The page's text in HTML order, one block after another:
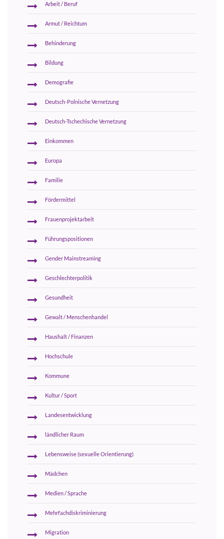
Arbeit / Beruf
Armut / Reichtum
Behinderung
Bildung
Demografie
Deutsch-Polnische Vernetzung
Deutsch-Tschechische Vernetzung
Einkommen
Europa
Familie
Fördermittel
Frauenprojektarbeit
Führungspositionen
Gender Mainstreaming
Geschlechterpolitik
Gesundheit
Gewalt / Menschenhandel
Haushalt / Finanzen
Hochschule
Kommune
Kultur / Sport
Landesentwicklung
ländlicher Raum
Lebensweise (sexuelle Orientierung)
Mädchen
Medien / Sprache
Mehrfachdiskriminierung
Migration